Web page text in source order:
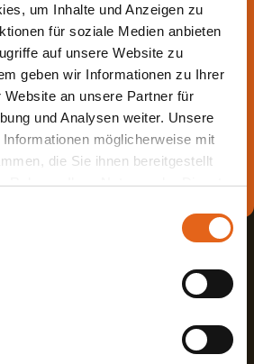
um Inhalte und Anzeigen zu
für soziale Medien anbieten
auf unsere Website zu
geben wir Informationen zu Ihrer
Website an unsere Partner für
und Analysen weiter. Unsere
möglicherweise mit
die Sie ihnen bereitgestellt
Rahmen Ihrer Nutzung der Dienste
einige der Partner auch Daten in
können, in denen möglicherweise
besteht als in der EU.
geltenden
sich jetzt
die persönliche - von einem Haas